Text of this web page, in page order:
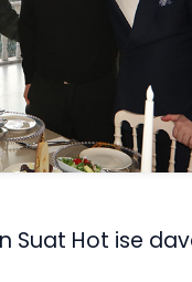
Suat Hot ise